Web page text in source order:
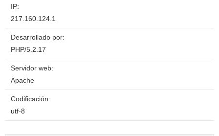
IP:
217.160.124.1
Desarrollado por:
PHP/5.2.17
Servidor web:
Apache
Codificación:
utf-8